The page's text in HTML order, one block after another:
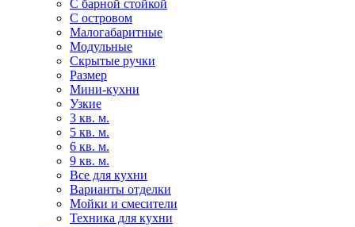
С барной стойкой
С островом
Малогабаритные
Модульные
Скрытые ручки
Размер
Мини-кухни
Узкие
3 кв. м.
5 кв. м.
6 кв. м.
9 кв. м.
Все для кухни
Варианты отделки
Мойки и смесители
Техника для кухни